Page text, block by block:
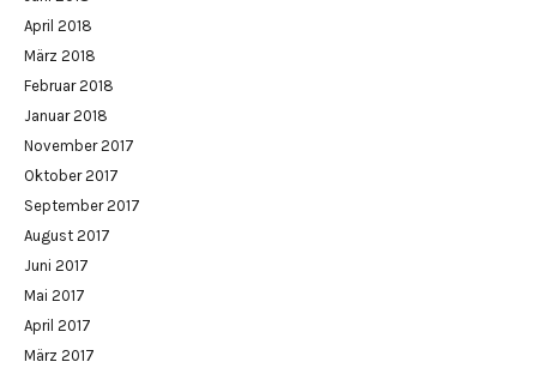
April 2018
März 2018
Februar 2018
Januar 2018
November 2017
Oktober 2017
September 2017
August 2017
Juni 2017
Mai 2017
April 2017
März 2017